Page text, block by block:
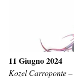
11 Giugno 2024
Kozel Carroponte–